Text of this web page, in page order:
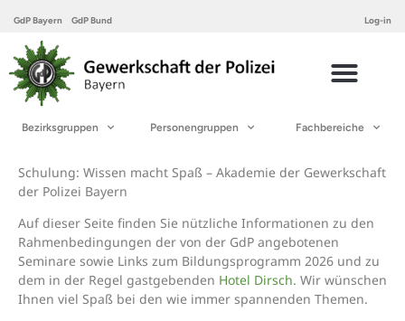
GdP Bayern GdP Bund Log-in
Bezirksgruppen Personengruppen Fachbereiche
Schulung: Wissen macht Spaß – Akademie der Gewerkschaft
der Polizei Bayern
Auf dieser Seite finden Sie nützliche Informationen zu den
Rahmenbedingungen der von der GdP angebotenen
Seminare sowie Links zum Bildungsprogramm 2026 und zu
dem in der Regel gastgebenden Hotel Dirsch. Wir wünschen
Ihnen viel Spaß bei den wie immer spannenden Themen.